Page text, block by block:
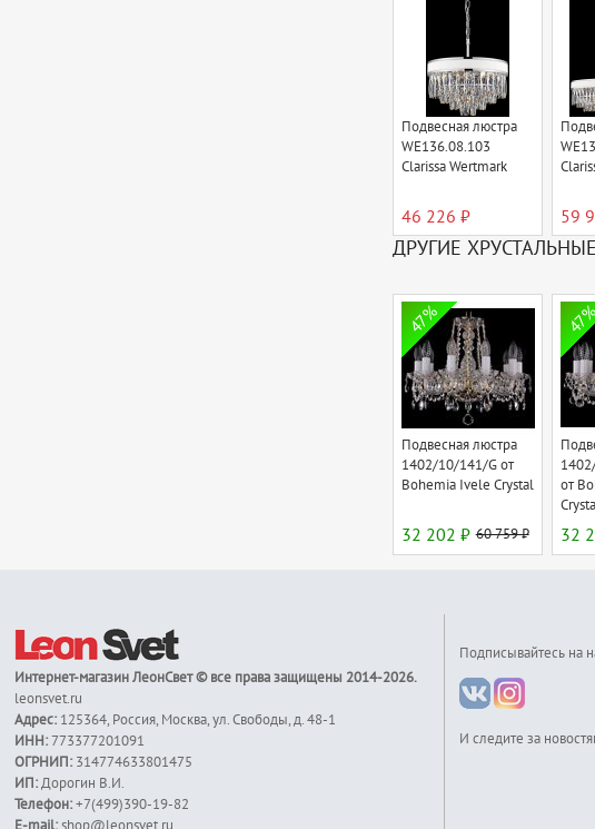
Подвесная люстра
WE136.08.103
Clarissa Wertmark
46 226 ₽ 59
ДРУГИЕ
47%
Подвесная люстра
1402/10/141/G от
Bohemia Ivele Crystal
32 202 ₽ 60 759 ₽
от
32
Интернет-магазинЛеонСвет© все права защищены 2014-2026.
leonsvet.ru
Адрес: 125364, Россия, Москва,ул. Свободы, д. 48-1
ИНН:773377201091
ОГРНИП: 314774633801475
ИП:Дорогин В.И.
Телефон: +7(499)390-19-82
Подписывайтесь на
И следите за